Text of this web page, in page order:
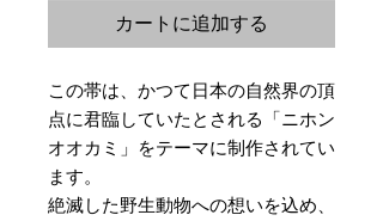
カートに追加する
この帯は、かつて日本の自然界の頂
点に君臨していたとされる「ニホン
オオカミ」をテーマに制作されてい
ます。
絶滅した野生動物への想いを込め、